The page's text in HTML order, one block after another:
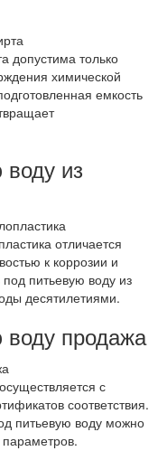
допустима только
химической
емкость
из
отличается
к коррозии и
питьевую воду из
десятилетиями.
воду продажа
с
соответствия.
питьевую воду можно